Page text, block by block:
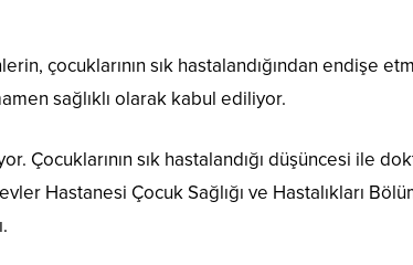
çocuklarının sık hastalandığından endişe
sağlıklı olarak kabul ediliyor.
Çocuklarının sık hastalandığı düşüncesi ile
Hastanesi Çocuk Sağlığı ve Hastalıkları